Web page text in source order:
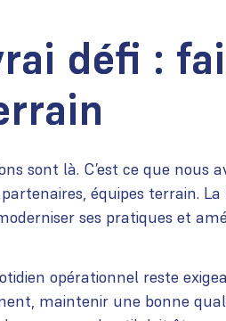
défi :
sont là. C’est ce que nous
équipes terrain.
ses pratiques et
opérationnel reste
maintenir une bonne